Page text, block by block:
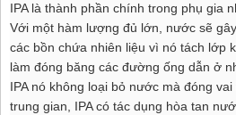
IPA là thành phần chính trong phụ gia
Với một hàm lượng đủ lớn, nước sẽ
các bồn chứa nhiên liệu vì nó tách lớp
làm đóng băng các đường ống dẫn ở
IPA nó không loại bỏ nước mà đóng
trung gian, IPA có tác dụng hòa tan